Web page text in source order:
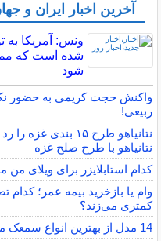
آخرین اخبار ایران و
ونس: آمریکا به
شده است که
شود
واکنش حجت کریمی به حضور
ربیعی!
نتانیاهو طرح ۱۵
نتانیاهو با طرح صلح غزه
کدام استابلایزر برای ویلای
وام یا بازخرید بیمه عمر؛
کمتری می‌زند؟
14 مدل از بهترین انواع سمعک مناسب کم شنوایی شدت بالا